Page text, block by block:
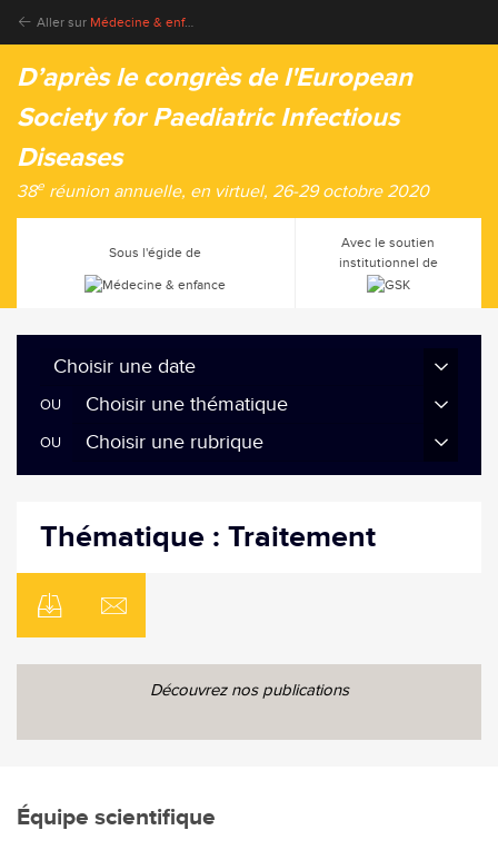
Aller sur Médecine & enfance
D’après le congrès de l'European
Society for Paediatric Infectious
Diseases
38e réunion annuelle, en virtuel, 26-29 octobre 2020
Sous l'égide de
Avec le soutien
institutionnel de
Choisir une date
Choisir une thématique
Choisir une rubrique
Thématique : Traitement
Découvrez nos publications
Équipe scientifique